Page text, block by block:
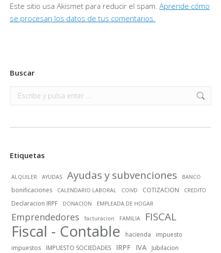
Este sitio usa Akismet para reducir el spam. Aprende cómo
se procesan los datos de tus comentarios.
Buscar
Buscar:
Etiquetas
ALQUILER AYUDAS Ayudas y subvenciones BANCO
bonificaciones CALENDARIO LABORAL COIVD COTIZACION CREDITO
Declaracion IRPF DONACION EMPLEADA DE HOGAR
Emprendedores facturacion FAMILIA FISCAL
Fiscal - Contable hacienda
impuesto
impuestos
IMPUESTO SOCIEDADES IRPF IVA Jubilacion